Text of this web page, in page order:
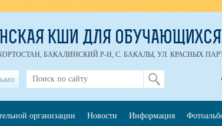
КШИ ДЛЯ
БАКАЛИНСКИЙ Р-Н, С. БАКАЛЫ, УЛ. КРАСНЫХ
организации Новости Информация